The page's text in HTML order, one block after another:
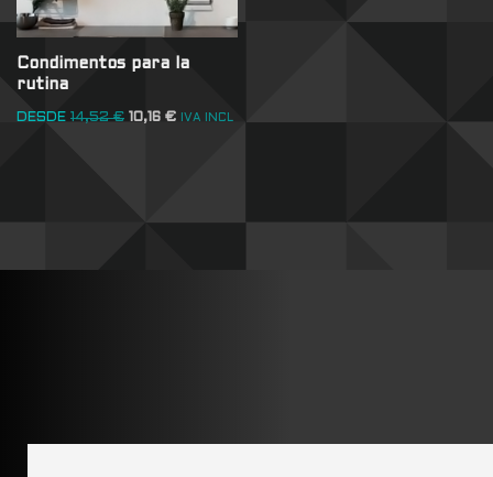
Condimentos para la
rutina
DESDE 14,52€ 10,16 € IVA INCL